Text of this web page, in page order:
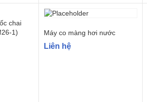
chai
1)
Máy co màng hơi nước
Liên hệ